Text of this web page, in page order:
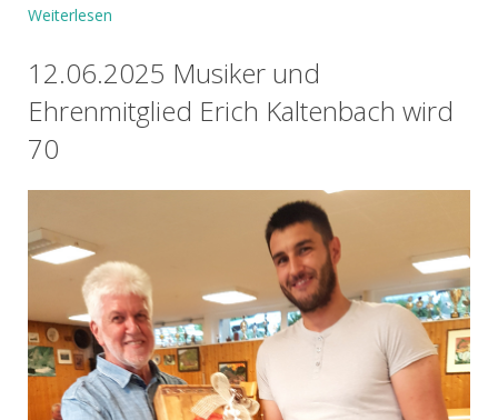
Weiterlesen
12.06.2025 Musiker und
Ehrenmitglied Erich Kaltenbach wird
70